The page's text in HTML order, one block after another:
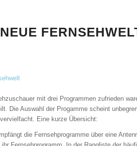
mit drei Programmen zufrieden
Die Auswahl der Progamme scheint
Eine kurze Übersicht:
die Fernsehprogramme über eine